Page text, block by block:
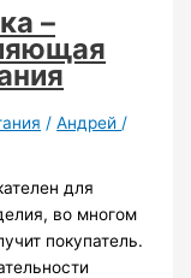
–
/Андрей/
для
во многом
покупатель.